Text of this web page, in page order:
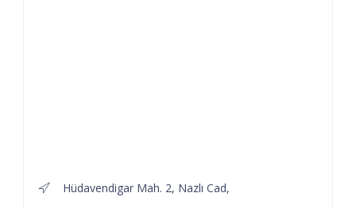
Hüdavendigar Mah. 2, Nazlı Cad,